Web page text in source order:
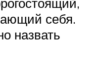
себя.
назвать